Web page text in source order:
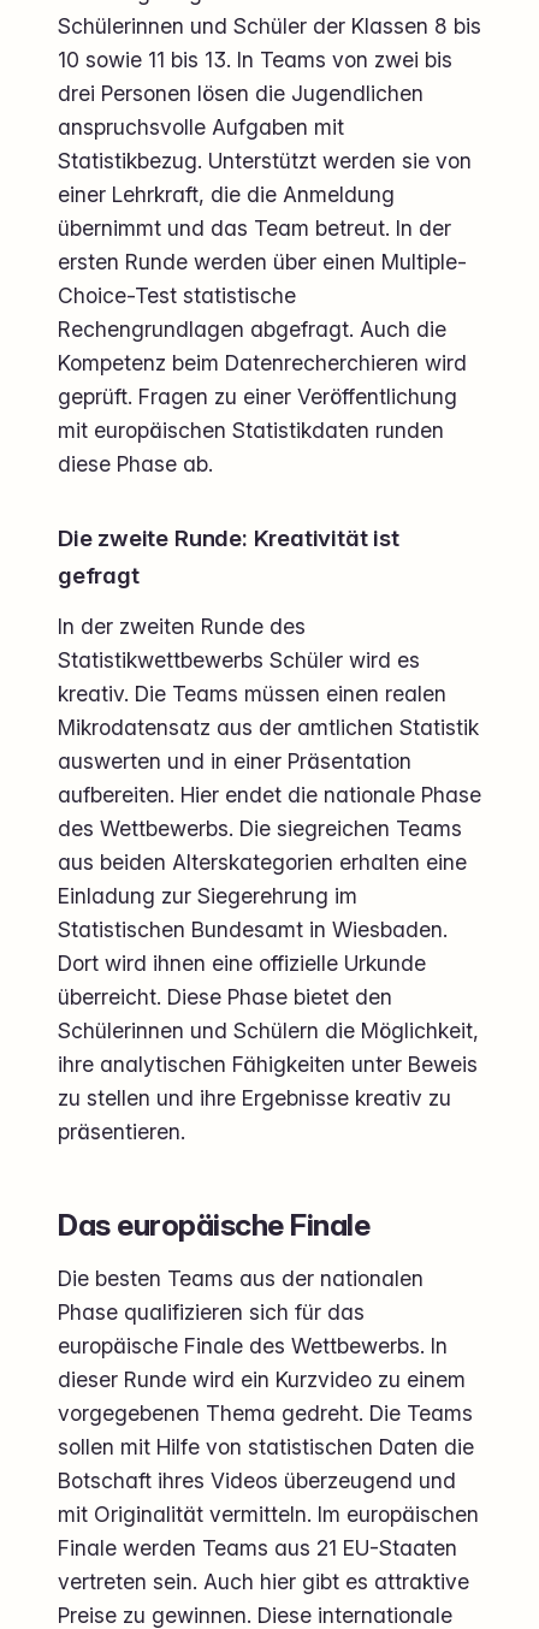
Schülerinnen und Schüler der Klassen 8 bis
10 sowie 11 bis 13. In Teams von zwei bis
drei Personen lösen die Jugendlichen
anspruchsvolle Aufgaben mit
Statistikbezug. Unterstützt werden sie von
einer Lehrkraft, die die Anmeldung
übernimmt und das Team betreut. In der
ersten Runde werden über einen Multiple-
Choice-Test statistische
Rechengrundlagen abgefragt. Auch die
Kompetenz beim Datenrecherchieren wird
geprüft. Fragen zu einer Veröffentlichung
mit europäischen Statistikdaten runden
diese Phase ab.
Die zweite Runde: Kreativität ist
gefragt
In der zweiten Runde des
Statistikwettbewerbs Schüler wird es
kreativ. Die Teams müssen einen realen
Mikrodatensatz aus der amtlichen Statistik
auswerten und in einer Präsentation
aufbereiten. Hier endet die nationale Phase
des Wettbewerbs. Die siegreichen Teams
aus beiden Alterskategorien erhalten eine
Einladung zur Siegerehrung im
Statistischen Bundesamt in Wiesbaden.
Dort wird ihnen eine offizielle Urkunde
überreicht. Diese Phase bietet den
Schülerinnen und Schülern die Möglichkeit,
ihre analytischen Fähigkeiten unter Beweis
zu stellen und ihre Ergebnisse kreativ zu
präsentieren.
Das europäische Finale
Die besten Teams aus der nationalen
Phase qualifizieren sich für das
europäische Finale des Wettbewerbs. In
dieser Runde wird ein Kurzvideo zu einem
vorgegebenen Thema gedreht. Die Teams
sollen mit Hilfe von statistischen Daten die
Botschaft ihres Videos überzeugend und
mit Originalität vermitteln. Im europäischen
Finale werden Teams aus 21 EU-Staaten
vertreten sein. Auch hier gibt es attraktive
Preise zu gewinnen. Diese internationale